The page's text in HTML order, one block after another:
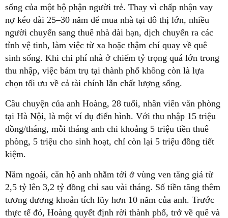
sống của một bộ phận người trẻ. Thay vì chấp nhận vay
nợ kéo dài 25–30 năm để mua nhà tại đô thị lớn, nhiều
người chuyển sang thuê nhà dài hạn, dịch chuyển ra các
tỉnh vệ tinh, làm việc từ xa hoặc thậm chí quay về quê
sinh sống. Khi chi phí nhà ở chiếm tỷ trọng quá lớn trong
thu nhập, việc bám trụ tại thành phố không còn là lựa
chọn tối ưu về cả tài chính lẫn chất lượng sống.
Câu chuyện của anh Hoàng, 28 tuổi, nhân viên văn phòng
tại Hà Nội, là một ví dụ điển hình. Với thu nhập 15 triệu
đồng/tháng, mỗi tháng anh chi khoảng 5 triệu tiền thuê
phòng, 5 triệu cho sinh hoạt, chỉ còn lại 5 triệu đồng tiết
kiệm.
Năm ngoái, căn hộ anh nhắm tới ở vùng ven tăng giá từ
2,5 tỷ lên 3,2 tỷ đồng chỉ sau vài tháng. Số tiền tăng thêm
tương đương khoản tích lũy hơn 10 năm của anh. Trước
thực tế đó, Hoàng quyết định rời thành phố, trở về quê và